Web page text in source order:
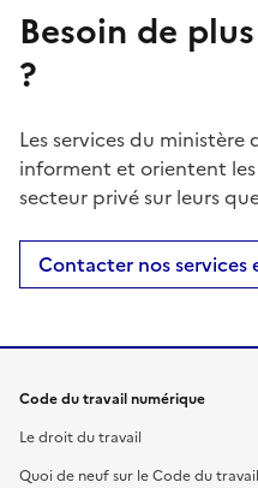
Besoin de
?
Les services du ministère
informent et orientent
secteur privé sur leurs
Contacter nos services
Code du travail numérique
Le droit du travail
Quoi de neuf sur le Code du